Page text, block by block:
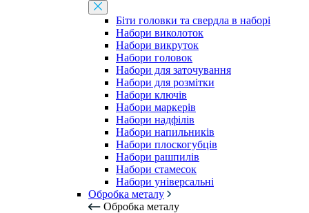
Біти головки та свердла в наборі
Набори виколоток
Набори викруток
Набори головок
Набори для заточування
Набори для розмітки
Набори ключів
Набори маркерів
Набори надфілів
Набори напильників
Набори плоскогубців
Набори рашпилів
Набори стамесок
Набори універсальні
Обробка металу
Обробка металу